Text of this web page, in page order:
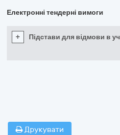
Електронні тендерні вимоги
+ Підстави для відмови в
Друкувати